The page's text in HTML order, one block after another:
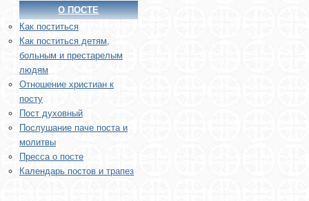
О ПОСТЕ
Как поститься
Как поститься детям,
больным и престарелым
людям
Отношение христиан к
посту
Пост духовный
Послушание паче поста и
молитвы
Пресса о посте
Календарь постов и трапез